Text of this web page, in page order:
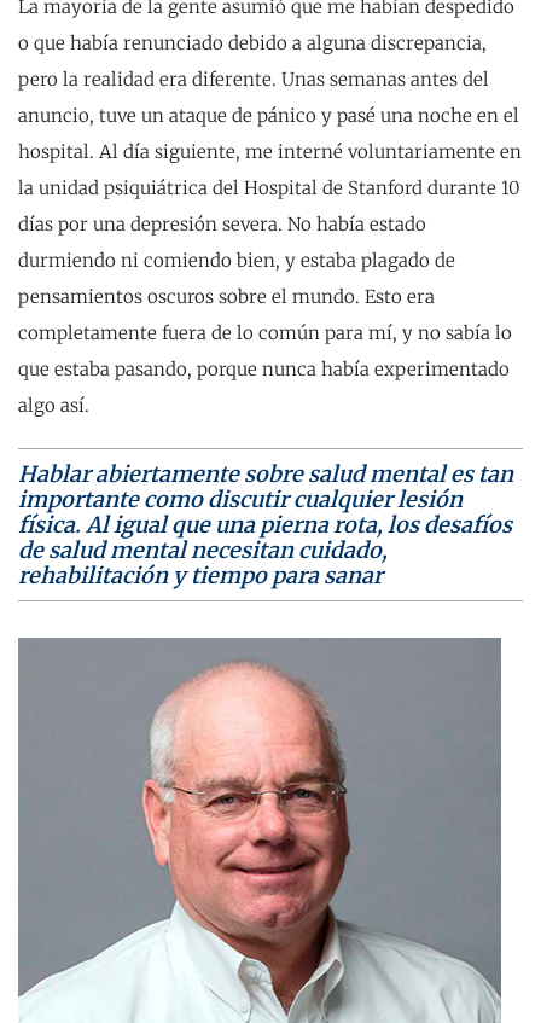
La mayoría de la gente asumió que me habían despedido
o que había renunciado debido a alguna discrepancia,
pero la realidad era diferente. Unas semanas antes del
anuncio, tuve un ataque de pánico y pasé una noche en el
hospital. Al día siguiente, me interné voluntariamente en
la unidad psiquiátrica del Hospital de Stanford durante 10
días por una depresión severa. No había estado
durmiendo ni comiendo bien, y estaba plagado de
pensamientos oscuros sobre el mundo. Esto era
completamente fuera de lo común para mí, y no sabía lo
que estaba pasando, porque nunca había experimentado
algo así.
Hablar abiertamente sobre salud mental es tan
importante como discutir cualquier lesión
física. Al igual que una pierna rota, los desafíos
de salud mental necesitan cuidado,
rehabilitación y tiempo para sanar